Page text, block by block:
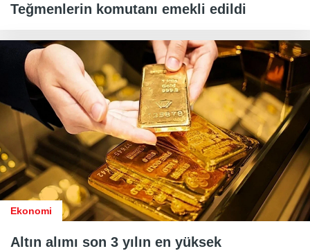
Teğmenlerin komutanı emekli edildi
Ekonomi
Altın alımı son 3 yılın en yüksek